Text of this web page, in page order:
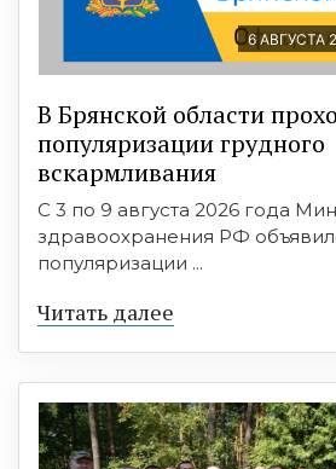
6 АВГУСТА
В Брянской области
популяризации грудного
вскармливания
С 3 по 9 августа 2026 года
здравоохранения РФ
популяризации ...
Читать далее